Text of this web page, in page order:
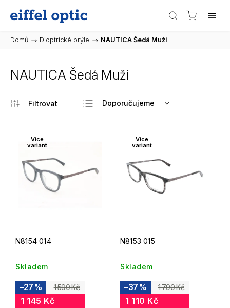
Domů / Dioptrické brýle / NAUTICA Šedá Muži
NAUTICA Šedá Muži
Doporučujeme
Nejdražší
Abecedně
Více
variant
N8154 014
Skladem
1 590 Kč
–27 %
1 145 Kč
Více
variant
N8153 015
Skladem
1 790 Kč
–37 %
1 110 Kč